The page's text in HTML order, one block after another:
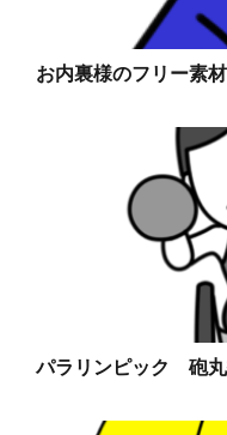
お内裏様のフリー
パラリンピック 砲